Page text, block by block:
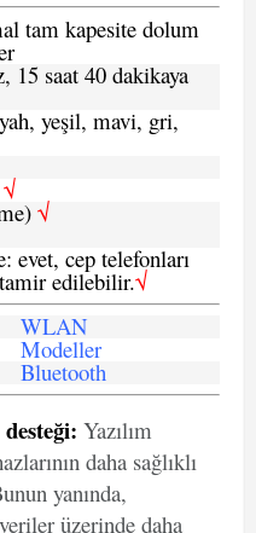
tam kapesite dolum
15 saat 40 dakikaya
yeşil, mavi, gri,
√
√
evet, cep telefonları
edilebilir.√
WLAN
Modeller
Bluetooth
Yazılım
daha sağlıklı
yanında,
üzerinde daha